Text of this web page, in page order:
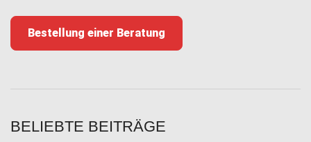
Bestellung einer Beratung
BELIEBTE BEITRÄGE